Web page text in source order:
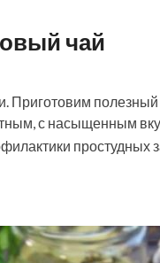
чай
Приготовим
с насыщенным
простудных